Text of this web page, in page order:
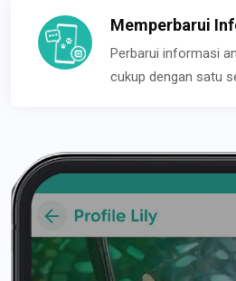
Memperbarui
Perbarui informasi
cukup dengan satu